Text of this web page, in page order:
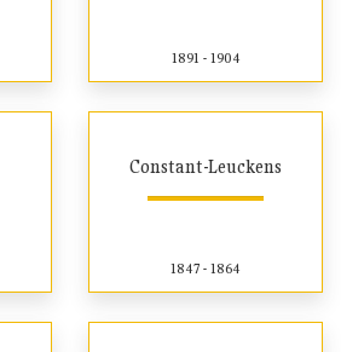
1891 - 1904
Constant-Leuckens
1847 - 1864